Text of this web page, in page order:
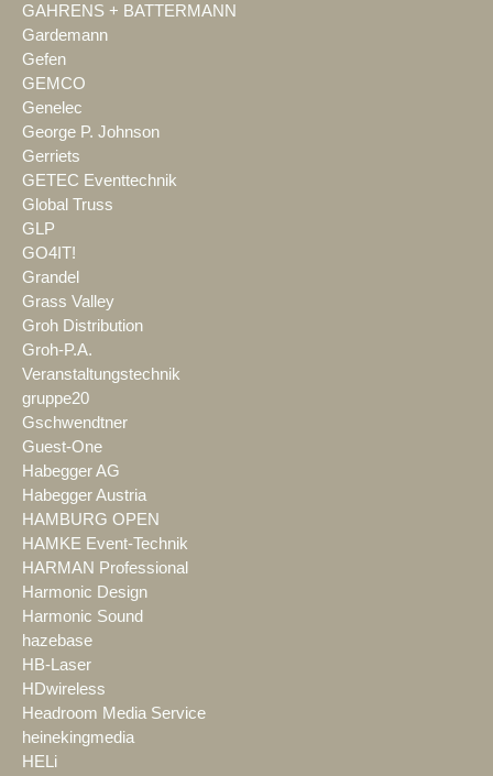
GAHRENS + BATTERMANN
Gardemann
Gefen
GEMCO
Genelec
George P. Johnson
Gerriets
GETEC Eventtechnik
Global Truss
GLP
GO4IT!
Grandel
Grass Valley
Groh Distribution
Groh-P.A.
Veranstaltungstechnik
gruppe20
Gschwendtner
Guest-One
Habegger AG
Habegger Austria
HAMBURG OPEN
HAMKE Event-Technik
HARMAN Professional
Harmonic Design
Harmonic Sound
hazebase
HB-Laser
HDwireless
Headroom Media Service
heinekingmedia
HELi